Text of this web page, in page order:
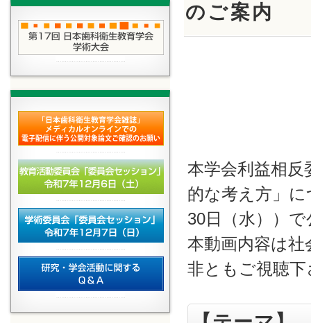
のご案内
本学会利益相
的な考え方」
30日（水））
本動画内容は
非ともご視聴下